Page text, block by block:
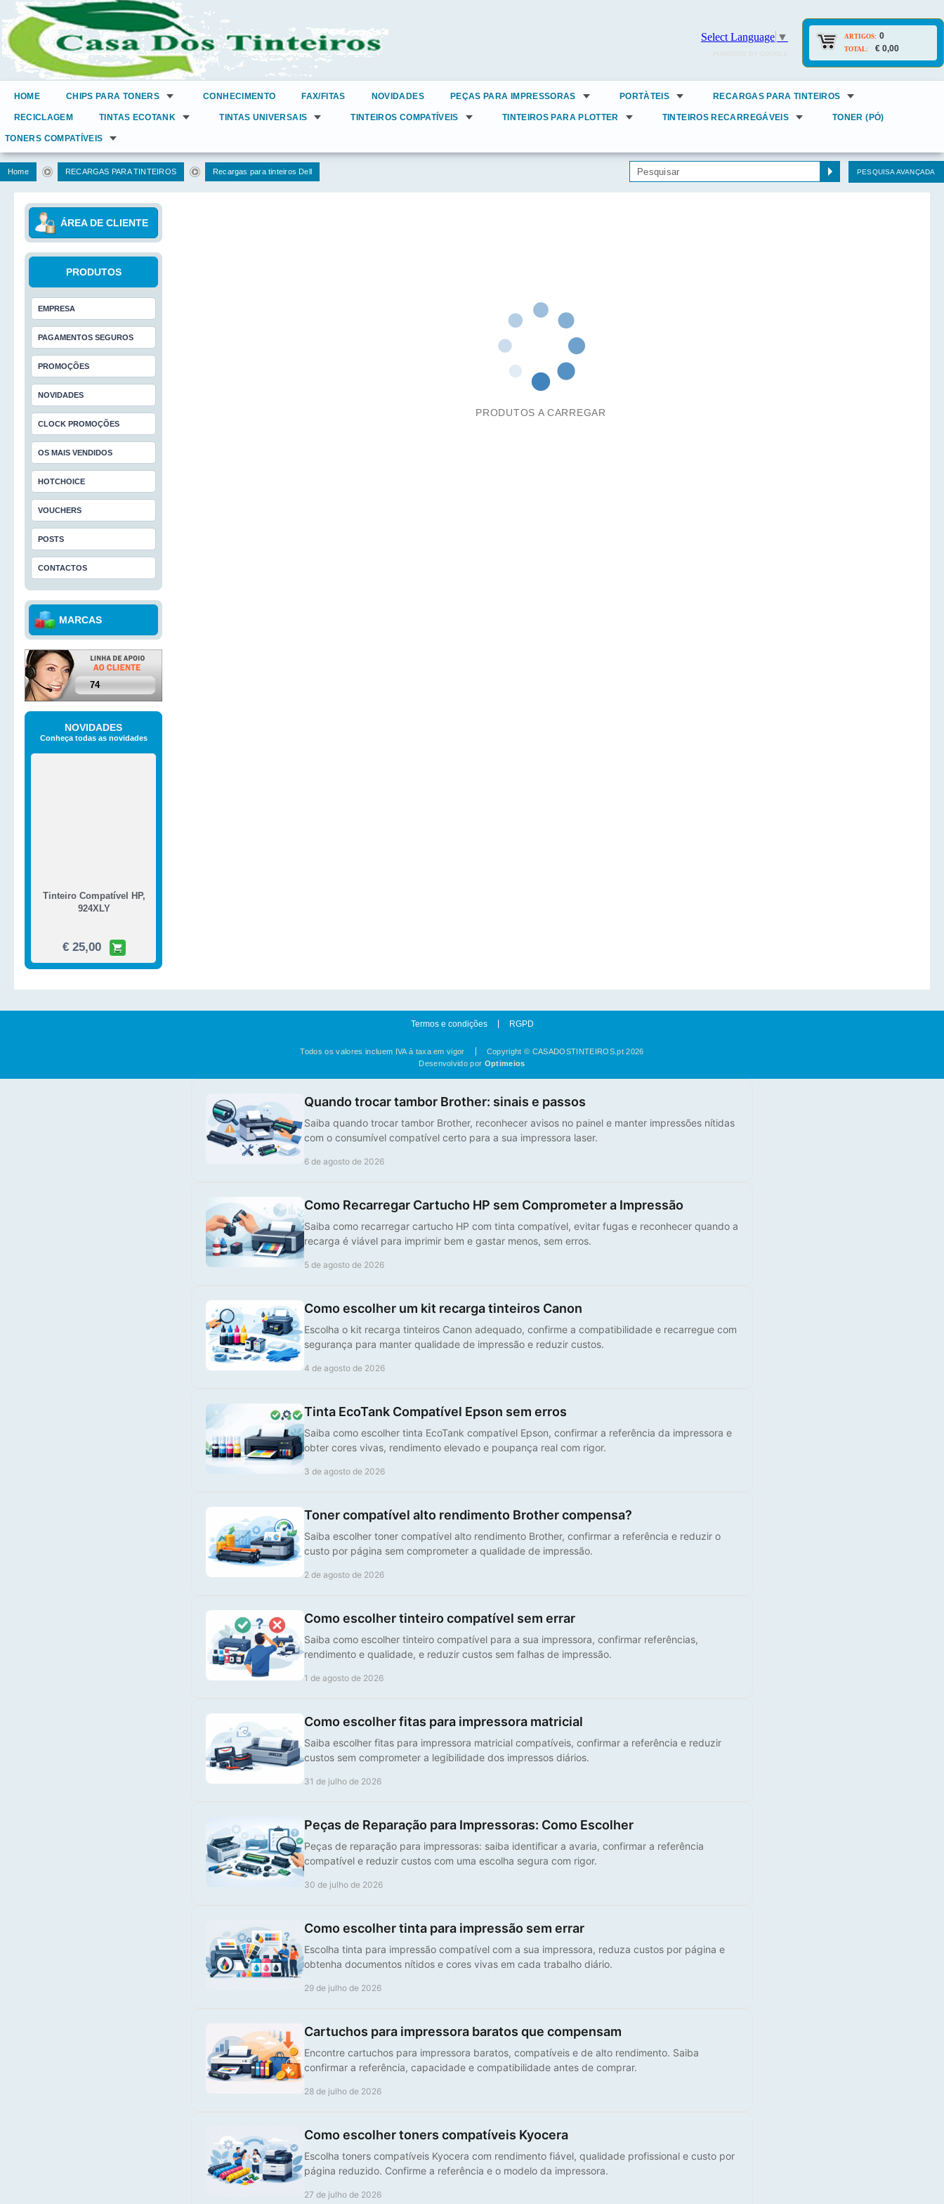
Select Language ▼ ARTIGOS: 0
TOTAL: € 0,00
HOME CHIPS PARA TONERS CONHECIMENTO FAX/FITAS NOVIDADES PEÇAS PARA IMPRESSORAS PORTÀTEIS RECARGAS PARA TINTEIROS
RECICLAGEM TINTAS ECOTANK TINTAS UNIVERSAIS TINTEIROS COMPATÍVEIS TINTEIROS PARA PLOTTER TINTEIROS RECARREGÁVEIS TONER (PÓ)
TONERS COMPATÍVEIS
Home RECARGAS PARA TINTEIROS Recargas para tinteiros Dell PESQUISA AVANÇADA
ÁREA DE CLIENTE
PRODUTOS
EMPRESA
PAGAMENTOS SEGUROS
PROMOÇÕES
NOVIDADES
CLOCK PROMOÇÕES
OS MAIS VENDIDOS
HOTCHOICE
VOUCHERS
POSTS
CONTACTOS
MARCAS
74
NOVIDADES
Conheça todas as novidades
Tinteiro Compatível HP,
PRODUTOS A CARREGAR
Termos e condições RGPD
Todos os valores incluem IVA à taxa em vigor
Copyright © CASADOSTINTEIROS.pt 2026
Desenvolvido por Optimeios
Quando trocar tambor Brother: sinais e passos
Saiba quando trocar tambor Brother, reconhecer avisos no painel e manter impressões nítidas
com o consumível compatível certo para a sua impressora laser.
6 de agosto de 2026
Como Recarregar Cartucho HP sem Comprometer a Impressão
Saiba como recarregar cartucho HP com tinta compatível, evitar fugas e reconhecer quando a
recarga é viável para imprimir bem e gastar menos, sem erros.
5 de agosto de 2026
Como escolher um kit recarga tinteiros Canon
Escolha o kit recarga tinteiros Canon adequado, confirme a compatibilidade e recarregue com
segurança para manter qualidade de impressão e reduzir custos.
4 de agosto de 2026
Tinta EcoTank Compatível Epson sem erros
Saiba como escolher tinta EcoTank compatível Epson, confirmar a referência da impressora e
obter cores vivas, rendimento elevado e poupança real com rigor.
3 de agosto de 2026
Toner compatível alto rendimento Brother compensa?
Saiba escolher toner compatível alto rendimento Brother, confirmar a referência e reduzir o
custo por página sem comprometer a qualidade de impressão.
2 de agosto de 2026
Como escolher tinteiro compatível sem errar
Saiba como escolher tinteiro compatível para a sua impressora, confirmar referências,
rendimento e qualidade, e reduzir custos sem falhas de impressão.
1 de agosto de 2026
Como escolher fitas para impressora matricial
Saiba escolher fitas para impressora matricial compatíveis, confirmar a referência e reduzir
custos sem comprometer a legibilidade dos impressos diários.
31 de julho de 2026
Peças de Reparação para Impressoras: Como Escolher
Peças de reparação para impressoras: saiba identificar a avaria, confirmar a referência
compatível e reduzir custos com uma escolha segura com rigor.
30 de julho de 2026
Como escolher tinta para impressão sem errar
Escolha tinta para impressão compatível com a sua impressora, reduza custos por página e
obtenha documentos nítidos e cores vivas em cada trabalho diário.
29 de julho de 2026
Cartuchos para impressora baratos que compensam
Encontre cartuchos para impressora baratos, compatíveis e de alto rendimento. Saiba
confirmar a referência, capacidade e compatibilidade antes de comprar.
28 de julho de 2026
Como escolher toners compatíveis Kyocera
Escolha toners compatíveis Kyocera com rendimento fiável, qualidade profissional e custo por
página reduzido. Confirme a referência e o modelo da impressora.
27 de julho de 2026